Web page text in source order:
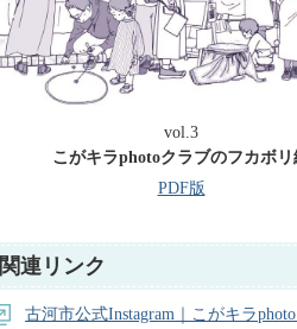
vol.3
こがキラphotoクラブのフカボリ
PDF版
関連リンク
古河市公式Instagram｜こがキラ